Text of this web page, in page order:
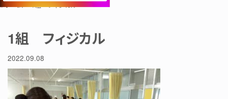
ホーム 1組 フィジカル
1組 フィジカル
2022.09.08